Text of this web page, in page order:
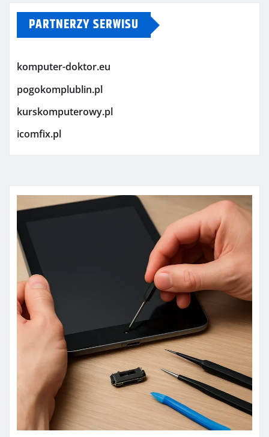
PARTNERZY SERWISU
komputer-doktor.eu
pogokomplublin.pl
kurskomputerowy.pl
icomfix.pl